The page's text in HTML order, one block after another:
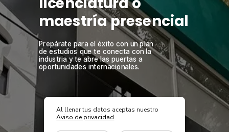
maestría presencial
Prepárate para el éxito con un plan
de estudios que te conecta con la
industria y te abre las puertas a
oportunidades internacionales.
Al llenar tus datos aceptas nuestro
Aviso de privacidad